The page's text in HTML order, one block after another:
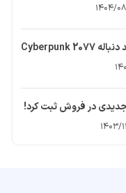
۰۸/۰۴
سازنده Cyberpunk: شهر جدید دنباله Cyberpunk 2077
۱۱/۱۴